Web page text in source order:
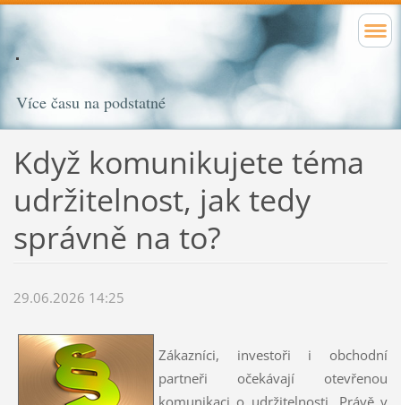
Více času na podstatné
Když komunikujete téma
udržitelnost, jak tedy
správně na to?
29.06.2026 14:25
Zákazníci, investoři i obchodní
partneři očekávají otevřenou
komunikaci o udržitelnosti. Právě v